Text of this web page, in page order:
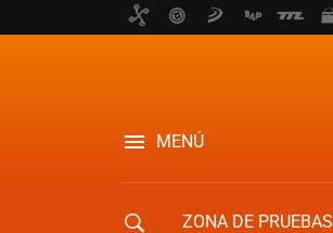
MENÚ
ZONA DE PRUEBAS